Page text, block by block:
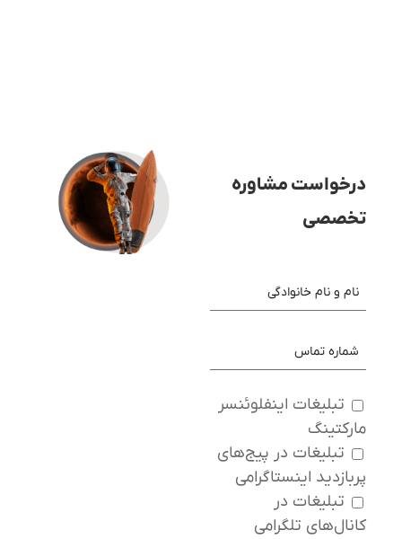
درخواست مشاوره
تخصصی
تبلیغات اینفلوئنسر
مارکتینگ
تبلیغات در پیج‌های
پربازدید اینستاگرامی
تبلیغات در
کانال‌های تلگرامی